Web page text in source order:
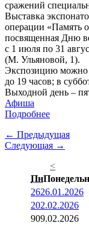
Выставка
операции «Память
посвященная Дню
с 1 июля по 31
(М. Ульяновой, 1).
Экспозицию можно
до 19 часов; в
Выходной день –
Афиша
Подробнее
← Предыдущая
Следующая →
<
Пн
2626.01.2026
202.02.2026
909.02.2026